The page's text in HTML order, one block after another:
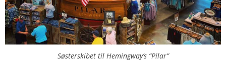
Søsterskibet til Hemingway’s “Pilar”